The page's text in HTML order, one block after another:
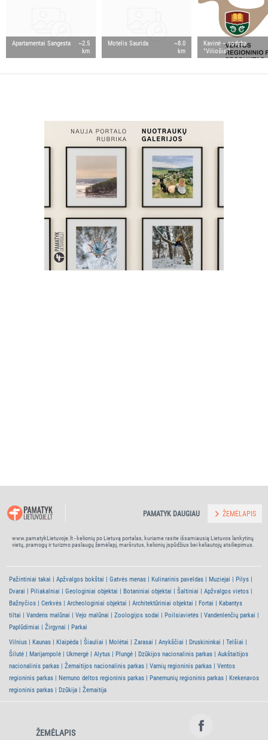
Apartamentai Sangesta
~2.5
km
Motelis Saurida
~8.0
km
Kavinė – sodyba
"Viliošiai"
www.pamatykLietuvoje.lt - kelionių po Lietuvą portalas, kuriame rasite išsamiausią Lietuvos lankytinų
vietų, pramogų ir turizmo paslaugų žemėlapį, maršrutus, kelionių įspūdžius bei keliautojų atsiliepimus.
PAMATYK DAUGIAU ŽEMĖLAPIS
Pažintiniai takai Apžvalgos bokštai Gatvės menas Kulinarinis paveldas Muziejai
Pilys
Dvarai
Piliakalniai Geologiniai objektai Botaniniai objektai Šaltiniai
Apžvalgos vietos
Bažnyčios
Cerkvės Archeologiniai objektai Architektūriniai objektai Fortai
Kabantys
tiltai
Vandens malūnai Vejo malūnai Zoologijos sodai Poilsiavietės
Vandenlenčių parkai
Paplūdimiai
Žirgynai
Parkai
Vilnius
Kaunas Klaipėda Šiauliai Molėtai Zarasai Anykščiai Druskininkai
Telšiai
Šilutė
Marijampolė Ukmergė Alytus Plungė Dzūkijos nacionalinis parkas
Aukštaitijos
nacionalinis parkas
Žemaitijos nacionalinis parkas Varnių regioninis parkas
Ventos
regioninis parkas
Nemuno deltos regioninis parkas Panemunių regioninis parkas
Krekenavos
regioninis parkas
Dzūkija Žemaitija
ŽEMĖLAPIS